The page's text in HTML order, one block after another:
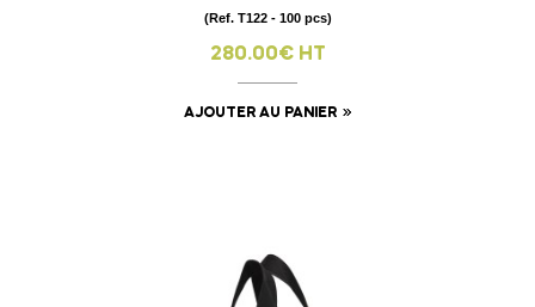
(Ref. T122 - 100 pcs)
280.00€ HT
AJOUTER AU PANIER